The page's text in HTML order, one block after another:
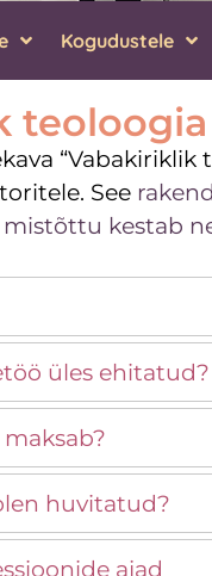
Kogudustele
See
kestab
üles ehitatud?
huvitatud?
ajad